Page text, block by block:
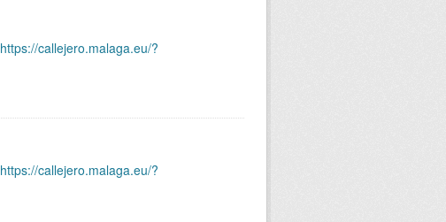
https://callejero.malaga.eu/?
https://callejero.malaga.eu/?